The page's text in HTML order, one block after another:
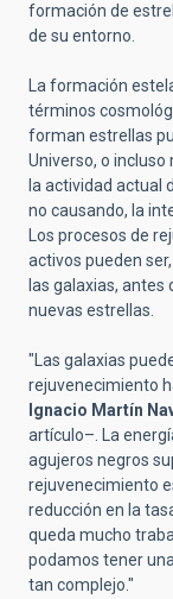
formación de
de su entorno.
La formación
términos
forman estrellas
Universo, o incluso
la actividad actual
no causando, la
Los procesos de
activos pueden
las galaxias, antes
nuevas estrellas.
"Las galaxias
rejuvenecimiento
Ignacio Martín
artículo–. La
agujeros negros
rejuvenecimiento
reducción en la
queda mucho
podamos tener
tan complejo."